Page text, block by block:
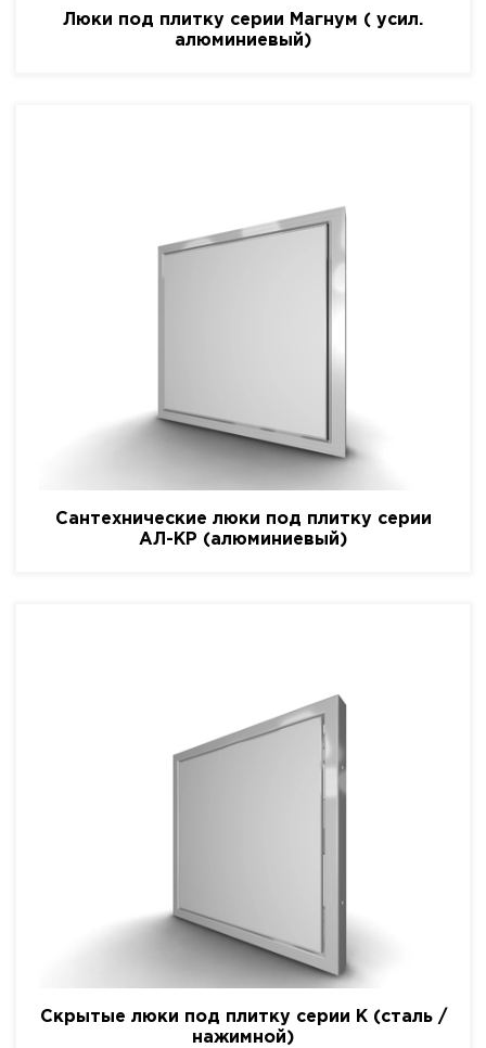
Люки под плитку серии Магнум ( усил.
алюминиевый)
Сантехнические люки под плитку серии
АЛ-КР (алюминиевый)
Скрытые люки под плитку серии K (сталь /
нажимной)